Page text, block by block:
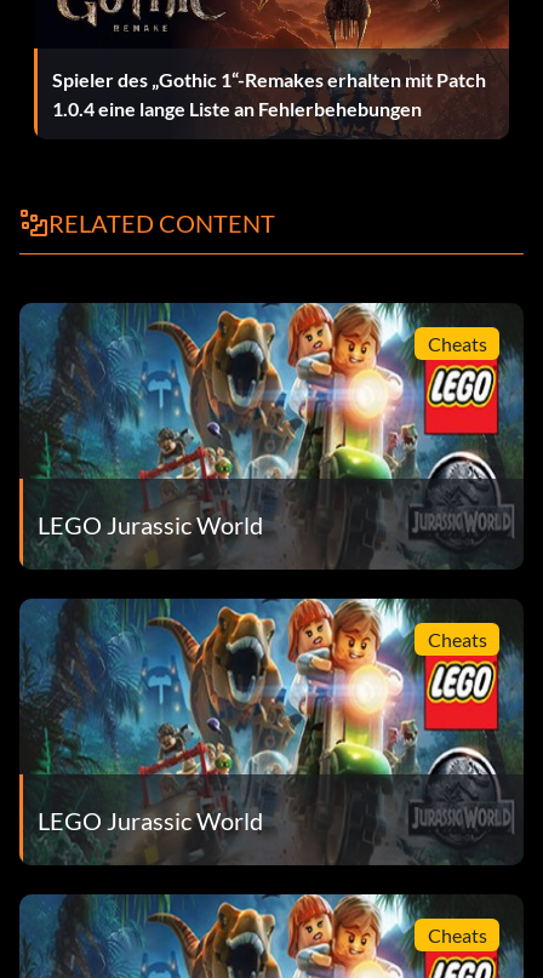
Verfügbar für Compsognathus.
Zeichen:
AU25GR eingeben
ACU-Soldat (männlich):
28SPSR eingeben
Carlos:
VK3TP3 eingeben
Carter:
9GESXP eingeben
Cooper:
5BETZ5 eingeben
Dennis Nedry (Costa Rica - Hawaii-Hemd):
RAVKRT eingeben
Spieler des „Gothic 1“-Remakes erhalten mit Patch
1.0.4 eine lange Liste an Fehlerbehebungen
RELATED CONTENT
Cheats
LEGO Jurassic World
Cheats
LEGO Jurassic World
Cheats